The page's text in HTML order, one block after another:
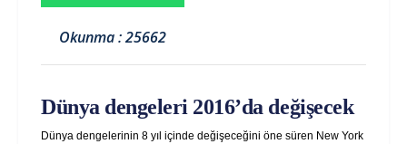
Okunma : 25662
Dünya dengeleri 2016’da değişecek
Dünya dengelerinin 8 yıl içinde değişeceğini öne süren New York